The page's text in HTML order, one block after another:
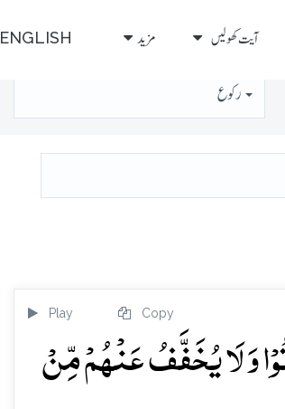
آیت کھولیں مزید ENGLISH
رُكوع
Play Copy
وَ لَا یُخَفَّفُ عَنۡہُمۡ مِّنۡ